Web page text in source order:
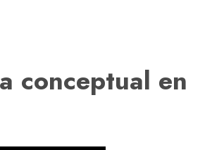
conceptual en